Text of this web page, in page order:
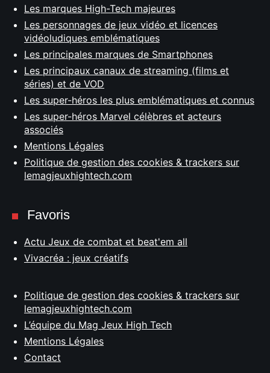
Les marques High-Tech majeures
Les personnages de jeux vidéo et licences
vidéoludiques emblématiques
Les principales marques de Smartphones
Les principaux canaux de streaming (films et
séries) et de VOD
Les super-héros les plus emblématiques et connus
Les super-héros Marvel célèbres et acteurs
associés
Mentions Légales
Politique de gestion des cookies & trackers sur
lemagjeuxhightech.com
Favoris
Actu Jeux de combat et beat'em all
Vivacréa : jeux créatifs
Politique de gestion des cookies & trackers sur
lemagjeuxhightech.com
L’équipe du Mag Jeux High Tech
Mentions Légales
Contact